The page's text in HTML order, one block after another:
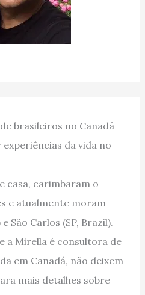
brasileiros no Canadá
da vida no
casa, carimbaram o
e atualmente moram
São Carlos (SP, Brazil).
a Mirella é consultora de
em Canadá, não deixem
mais detalhes sobre